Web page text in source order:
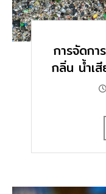
การจัดก
กลิ่น น้ำเ